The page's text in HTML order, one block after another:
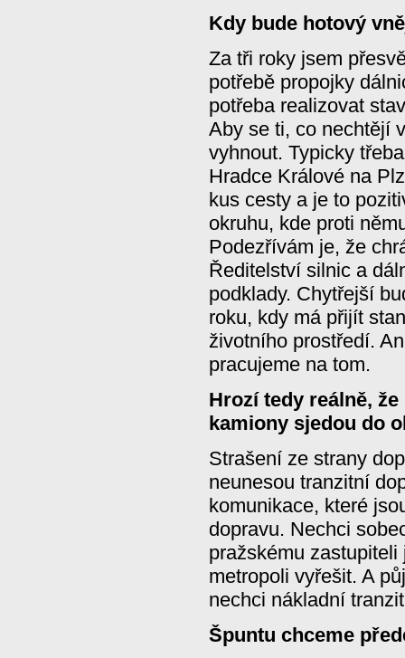
Kdy bude hotový
Za tři roky jsem
potřebě propojky
potřeba realizovat
Aby se ti, co nechtějí
vyhnout. Typicky
Hradce Králové na
kus cesty a je to
okruhu, kde proti
Podezřívám je, že
Ředitelství silnic a
podklady. Chytřejší
roku, kdy má přijít
životního prostředí.
pracujeme na tom.
Hrozí tedy reálně,
kamiony sjedou do
Strašení ze strany
neunesou tranzitní
komunikace, které
dopravu. Nechci
pražskému
metropoli vyřešit. A
nechci nákladní
Špuntu chceme